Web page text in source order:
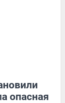
опасная